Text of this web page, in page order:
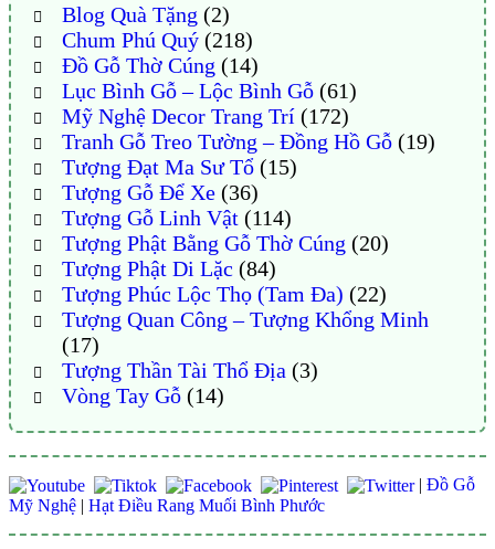
Blog Quà Tặng (2)
Chum Phú Quý(218)
Đồ Gỗ Thờ Cúng (14)
Lục Bình Gỗ – Lộc Bình Gỗ(61)
Mỹ Nghệ Decor Trang Trí(172)
Tranh Gỗ Treo Tường – Đồng Hồ Gỗ(19)
Tượng Đạt Ma Sư Tổ(15)
Tượng Gỗ Để Xe(36)
Tượng Gỗ Linh Vật(114)
Tượng Phật Bằng Gỗ Thờ Cúng (20)
Tượng Phật Di Lặc (84)
Tượng Phúc Lộc Thọ (Tam Đa) (22)
Tượng Quan Công – Tượng Khổng Minh
(17)
Tượng Thần Tài Thổ Địa (3)
Vòng Tay Gỗ(14)
| Đồ Gỗ
Mỹ Nghệ | Hạt Điều Rang Muối Bình Phước